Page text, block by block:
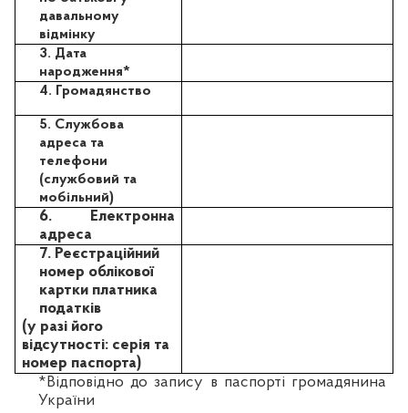
давальному
відмінку
3. Дата
народження*
4. Громадянство
5. Службова
адреса та
телефони
(службовий та
мобільний)
6. Електронна
адреса
7. Реєстраційний
номер облікової
картки платника
податків
(у разі його
відсутності: серія та
номер паспорта)
*Відповідно до запису в паспорті громадянина
України